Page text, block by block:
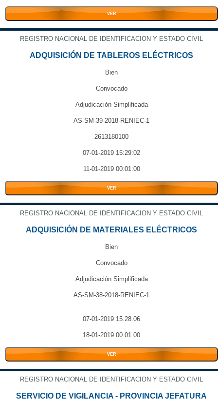
VER
REGISTRO NACIONAL DE IDENTIFICACION Y ESTADO CIVIL
ADQUISICIÓN DE TABLEROS ELÉCTRICOS
Bien
Convocado
Adjudicación Simplificada
AS-SM-39-2018-RENIEC-1
2613180100
07-01-2019 15:29:02
11-01-2019 00:01:00
VER
REGISTRO NACIONAL DE IDENTIFICACION Y ESTADO CIVIL
ADQUISICIÓN DE MATERIALES ELÉCTRICOS
Bien
Convocado
Adjudicación Simplificada
AS-SM-38-2018-RENIEC-1
07-01-2019 15:28:06
18-01-2019 00:01:00
VER
REGISTRO NACIONAL DE IDENTIFICACION Y ESTADO CIVIL
SERVICIO DE VIGILANCIA - PROVINCIA JEFATURA